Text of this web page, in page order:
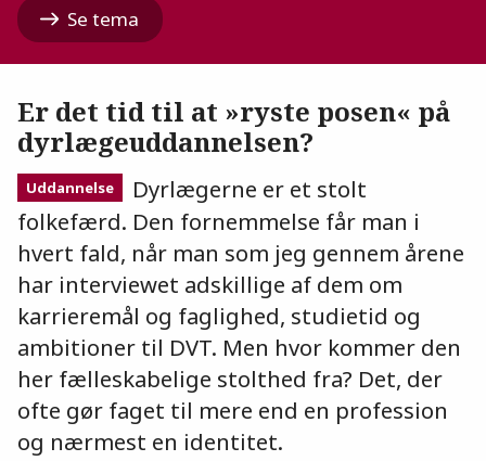
Se tema
Er det tid til at »ryste posen« på
dyrlægeuddannelsen?
Uddannelse
Dyrlægerne er et stolt
folkefærd. Den fornemmelse får man i
hvert fald, når man som jeg gennem årene
har interviewet adskillige af dem om
karrieremål og faglighed, studietid og
ambitioner til DVT. Men hvor kommer den
her fælleskabelige stolthed fra? Det, der
ofte gør faget til mere end en profession
og nærmest en identitet.